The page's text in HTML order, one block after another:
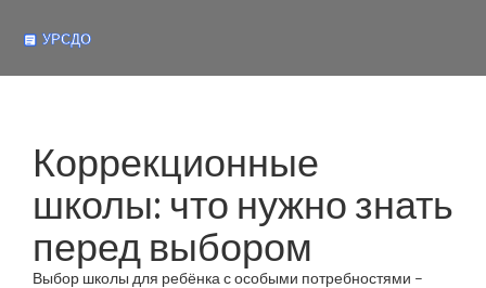
Коррекционные
школы: что нужно знать
перед выбором
Выбор школы для ребёнка с особыми потребностями –